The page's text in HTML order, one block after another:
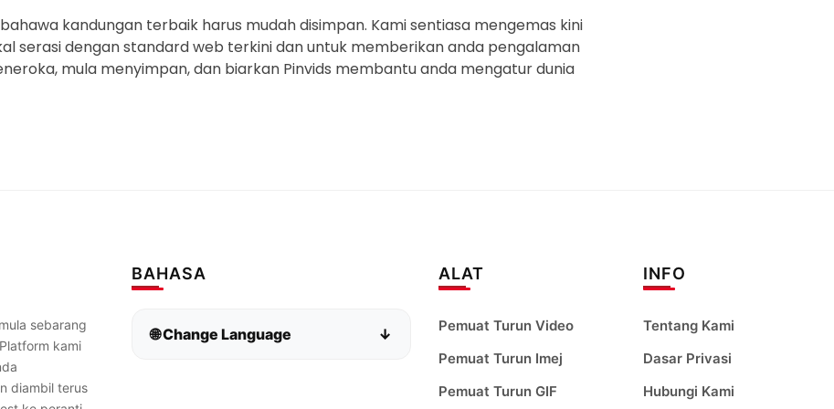
kandungan terbaik harus mudah disimpan. Kami sentiasa mengemas kini
serasi dengan standard web terkini dan untuk memberikan anda pengalaman
mula menyimpan, dan biarkan Pinvids membantu anda mengatur dunia
sebarang
kami
diambil terus
BAHASA
🌐 Change Language ↓
ALAT
Pemuat Turun Video
Pemuat Turun Imej
Pemuat Turun GIF
INFO
Tentang Kami
Dasar Privasi
Hubungi Kami